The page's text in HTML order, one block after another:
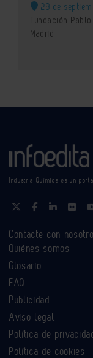
29 de
Fundación
Madrid
Industria Química es un
Contacte con
Quiénes somos
Glosario
FAQ
Publicidad
Aviso legal
Política de
Política de cookies